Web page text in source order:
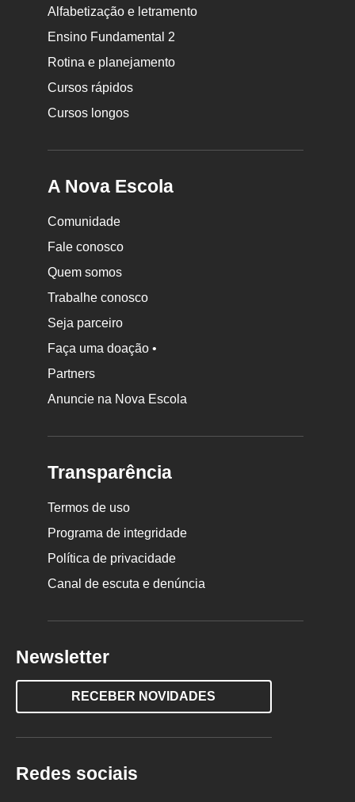
Alfabetização e letramento
Ensino Fundamental 2
Rotina e planejamento
Cursos rápidos
Cursos longos
A Nova Escola
Comunidade
Fale conosco
Quem somos
Trabalhe conosco
Seja parceiro
Faça uma doação •
Partners
Anuncie na Nova Escola
Transparência
Termos de uso
Programa de integridade
Política de privacidade
Canal de escuta e denúncia
Newsletter
RECEBER NOVIDADES
Redes sociais